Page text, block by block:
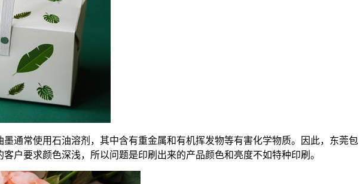
通常使用石油溶剂，其中含有重金属和有机挥发物等有害化学物质。因此，东莞包
户要求颜色深浅，所以问题是印刷出来的产品颜色和亮度不如特种印刷。